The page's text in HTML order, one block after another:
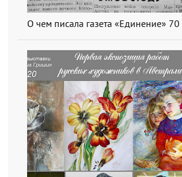
О чем писала газета «Единение» 70